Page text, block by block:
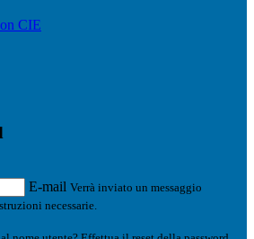
CIE
E-mail Verrà inviato un messaggio
necessarie.